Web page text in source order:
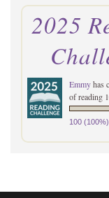
2025
Emmyhas
of reading
100 (100%)